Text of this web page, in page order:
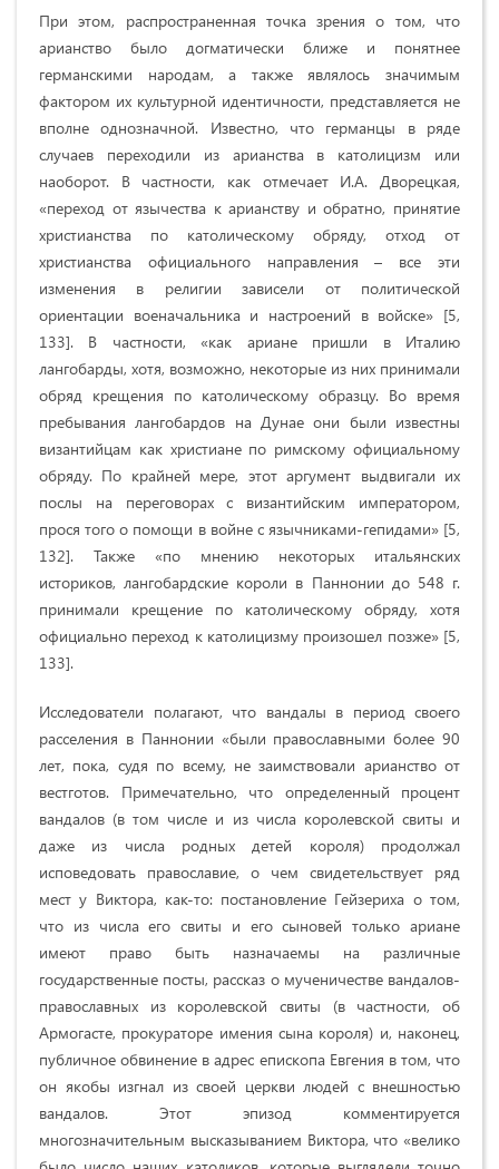
При этом, распространенная точка зрения о том, что
арианство было догматически ближе и понятнее
германскими народам, а также являлось значимым
фактором их культурной идентичности, представляется не
вполне однозначной. Известно, что германцы в ряде
случаев переходили из арианства в католицизм или
наоборот. В частности, как отмечает И.А. Дворецкая,
«переход от язычества к арианству и обратно, принятие
христианства по католическому обряду, отход от
христианства официального направления – все эти
изменения в религии зависели от политической
ориентации военачальника и настроений в войске» [5,
133]. В частности, «как ариане пришли в Италию
лангобарды, хотя, возможно, некоторые из них принимали
обряд крещения по католическому образцу. Во время
пребывания лангобардов на Дунае они были известны
византийцам как христиане по римскому официальному
обряду. По крайней мере, этот аргумент выдвигали их
послы на переговорах с византийским императором,
прося того о помощи в войне с язычниками-гепидами» [5,
132]. Также «по мнению некоторых итальянских
историков, лангобардские короли в Паннонии до 548 г.
принимали крещение по католическому обряду, хотя
официально переход к католицизму произошел позже» [5,
133].
Исследователи полагают, что вандалы в период своего
расселения в Паннонии «были православными более 90
лет, пока, судя по всему, не заимствовали арианство от
вестготов. Примечательно, что определенный процент
вандалов (в том числе и из числа королевской свиты и
даже из числа родных детей короля) продолжал
исповедовать православие, о чем свидетельствует ряд
мест у Виктора, как-то: постановление Гейзериха о том,
что из числа его свиты и его сыновей только ариане
имеют право быть назначаемы на различные
государственные посты, рассказ о мученичестве вандалов-
православных из королевской свиты (в частности, об
Армогасте, про­кураторе имения сына короля) и, наконец,
публичное обвинение в адрес епи­скопа Евгения в том, что
он якобы изгнал из своей церкви людей с внешностью
вандалов. Этот эпизод комментируется
многозначительным высказыванием Виктора, что «велико